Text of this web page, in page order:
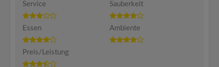
Service
Sauberkeit
Essen Ambiente
Preis/Leistung